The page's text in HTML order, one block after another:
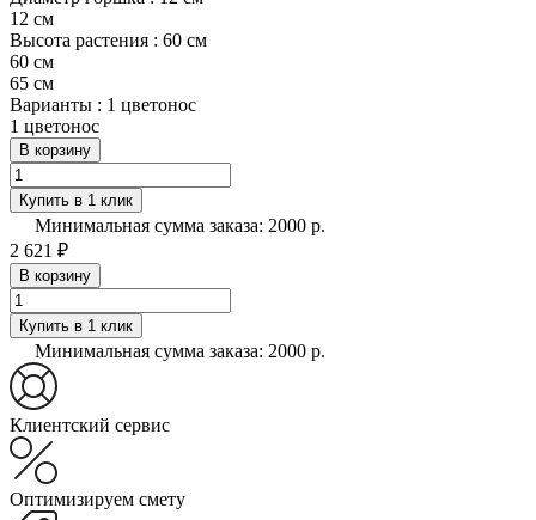
12 см
Высота растения : 60 см
60 см
65 см
Варианты : 1 цветонос
1 цветонос
В корзину
Купить в 1 клик
Минимальная сумма заказа: 2000 р.
2 621 ₽
В корзину
Купить в 1 клик
Минимальная сумма заказа: 2000 р.
Клиентский сервис
Оптимизируем смету